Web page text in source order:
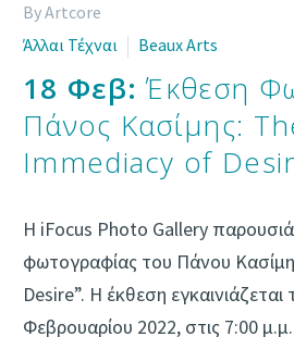
By Artcore
Άλλαι Τέχναι
Beaux Arts
18 Φεβ:Έκθεση
Πάνος Κασίμης:
Immediacy of
Η iFocus Photo Gallery
φωτογραφίας του Πάνου
Desire”. Η έκθεση
Φεβρουαρίου 2022, στις 7:00